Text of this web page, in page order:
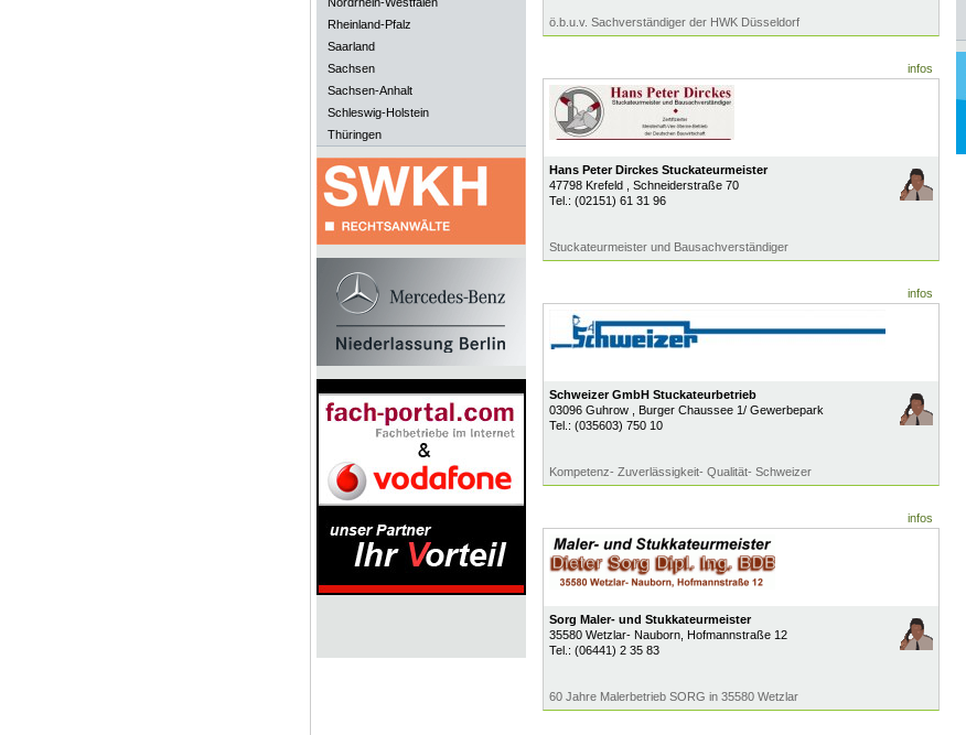
Rheinland-Pfalz
Saarland
Sachsen
Sachsen-Anhalt
Schleswig-Holstein
Thüringen
ö.b.u.v. Sachverständiger der HWK Düsseldorf
infos
Hans Peter Dirckes Stuckateurmeister
47798 Krefeld
, Schneiderstraße 70
Tel.: (02151) 61 31 96
Stuckateurmeister und Bausachverständiger
infos
Schweizer GmbH Stuckateurbetrieb
03096 Guhrow
, Burger Chaussee 1/ Gewerbepark
Tel.: (035603) 750 10
Kompetenz- Zuverlässigkeit- Qualität- Schweizer
infos
Sorg Maler- und Stukkateurmeister
35580 Wetzlar- Nauborn, Hofmannstraße 12
Tel.: (06441) 2 35 83
60 Jahre Malerbetrieb SORG in 35580 Wetzlar